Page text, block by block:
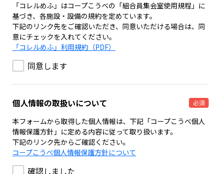
「コレルめふ」はコープこうべの「組合員集会室使用規程」に
基づき、各施設・設備の規約を定めています。
下記のリンク先をご確認いただき、同意いただける場合は、同
意にチェックを入れてください。
「コレルめふ」利用規約（PDF）
同意します
個人情報の取扱いについて 必須
本フォームから取得した個人情報は、下記「コープこうべ個人
情報保護方針」に定める内容に従って取り扱います。
下記のリンク先からご確認ください。
コープこうべ個人情報保護方針について
確認しました